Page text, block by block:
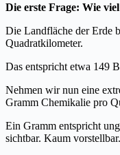
Die erste Frage: Wie
Die Landfläche der Erde
Quadratkilometer.
Das entspricht etwa 149
Nehmen wir nun eine
Gramm Chemikalie pro
Ein Gramm entspricht
sichtbar. Kaum vorstellbar.